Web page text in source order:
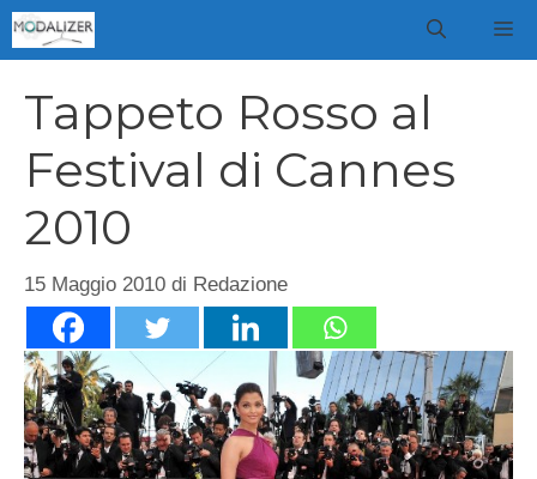
Vai
al
Tappeto Rosso al
Festival di Cannes
2010
15 Maggio 2010 di Redazione